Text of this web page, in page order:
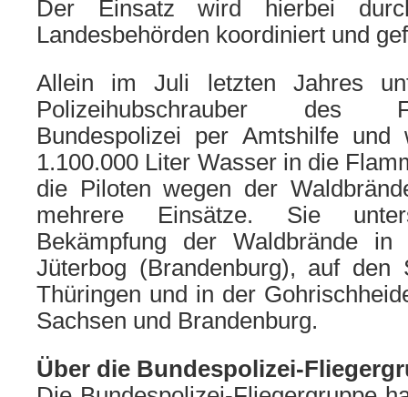
Der Einsatz wird hier­bei
Landesbehörden koor­di­niert und
Allein im Juli letz­ten Jahres
Polizeihubschrauber des
Bundespolizei per Amtshilfe und
1.100.000 Liter Wasser in die
die Piloten wegen der
meh­re­re Einsätze. Sie
Bekämpfung der Waldbrände in
Jüterbog (Brandenburg), auf den
Thüringen und in der
Sachsen und Brandenburg.
Über die Bundespolizei-